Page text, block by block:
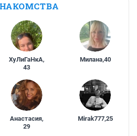
ХуЛиГаНкА,
43
Милана,40
Анастасия,
29
Mirak777,25